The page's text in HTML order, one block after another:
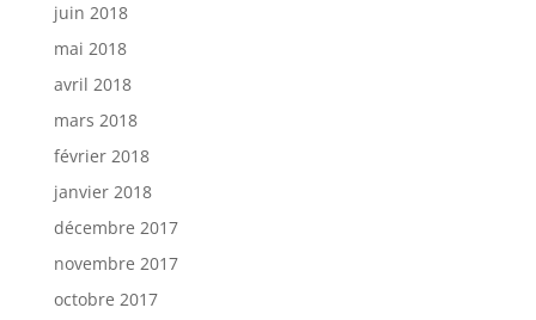
juin 2018
mai 2018
avril 2018
mars 2018
février 2018
janvier 2018
décembre 2017
novembre 2017
octobre 2017